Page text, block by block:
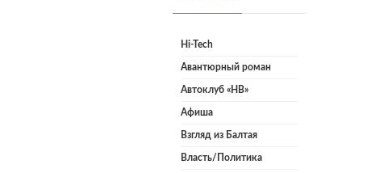
Hi-Tech
Авантюрный роман
Автоклуб «НВ»
Афиша
Взгляд из Балтая
Власть/Политика